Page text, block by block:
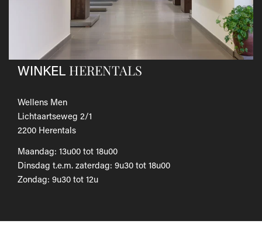
Als je het wilt omruilen voor een ander artikel, dien je een
nieuwe bestelling te plaatsen.
Voor onze uitgebreide beleid betreffende verzenden en
retourneren, raadpleeg onze Veelgestelde vragen
WINKEL HERENTALS
Wellens Men
Lichtaartseweg 2/1
2200 Herentals
Maandag: 13u00 tot 18u00
Dinsdag t.e.m. zaterdag: 9u30 tot 18u00
Zondag: 9u30 tot 12u